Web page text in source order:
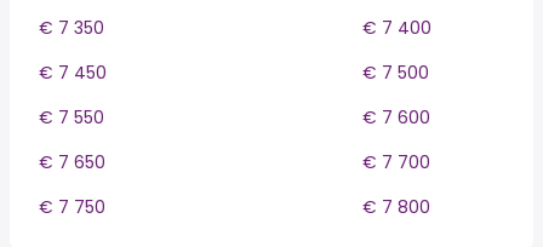
€ 7 350
€ 7 400
€ 7 450
€ 7 500
€ 7 550
€ 7 600
€ 7 650
€ 7 700
€ 7 750
€ 7 800